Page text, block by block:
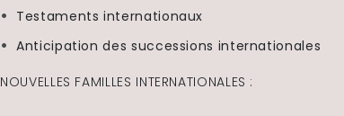
Testaments internationaux
Anticipation des successions internationales
NOUVELLES FAMILLES INTERNATIONALES :